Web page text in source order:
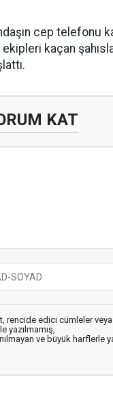
cep telefonu
kaçan
KAT
rencide edici cümleler veya
yazılmamış,
ve büyük harflerle